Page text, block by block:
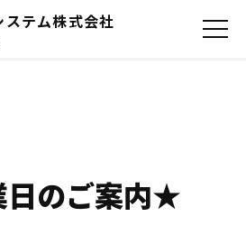
ステム株式会社
のご案内★